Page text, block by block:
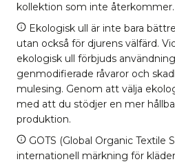
kollektion som inte återkommer.
Ekologisk ull är inte bara
utan också för djurens välfärd.
ekologisk ull förbjuds
genmodifierade råvaror och
mulesing. Genom att välja
med att du stödjer en mer
produktion.
GOTS (Global Organic Textile
internationell märkning för